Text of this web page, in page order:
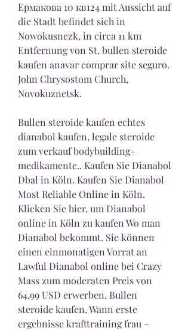
Ермакова 10 кв124 mit Aussicht auf
die Stadt befindet sich in
Nowokusnezk, in circa 11 km
Entfernung von St, bullen steroide
kaufen anavar comprar site seguro.
John Chrysostom Church,
Novokuznetsk.
Bullen steroide kaufen echtes
dianabol kaufen, legale steroide
zum verkauf bodybuilding-
medikamente.. Kaufen Sie Dianabol
Dbal in Köln. Kaufen Sie Dianabol
Most Reliable Online in Köln.
Klicken Sie hier, um Dianabol
online in Köln zu kaufen Wo man
Dianabol bekommt. Sie können
einen einmonatigen Vorrat an
Lawful Dianabol online bei Crazy
Mass zum moderaten Preis von
64,99 USD erwerben. Bullen
steroide kaufen, Wann erste
ergebnisse krafttraining frau –